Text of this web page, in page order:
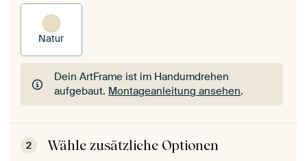
Natur
Dein ArtFrame ist im Handumdrehen
aufgebaut. Montageanleitung ansehen.
Dein ArtFrame ist im Handumdrehen
aufgebaut.Montageanleitung ansehen
2 Wähle zusätzliche Optionen